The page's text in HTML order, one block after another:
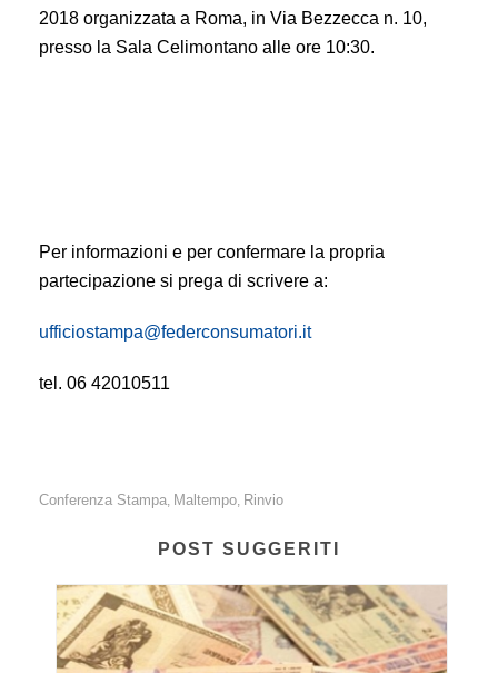
2018 organizzata a Roma, in Via Bezzecca n. 10,
presso la Sala Celimontano alle ore 10:30.
Per informazioni e per confermare la propria
partecipazione si prega di scrivere a:
ufficiostampa@federconsumatori.it
tel. 06 42010511
Conferenza Stampa, Maltempo, Rinvio
POST SUGGERITI